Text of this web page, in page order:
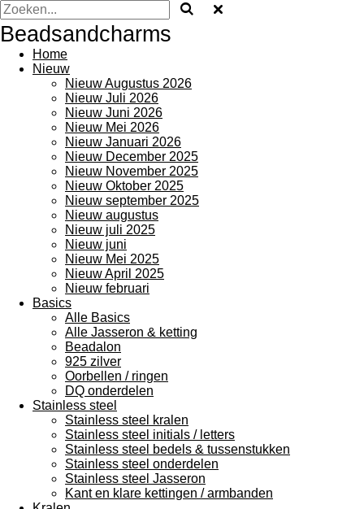
Beadsandcharms
Home
Nieuw
Nieuw Augustus 2026
Nieuw Juli 2026
Nieuw Juni 2026
Nieuw Mei 2026
Nieuw Januari 2026
Nieuw December 2025
Nieuw November 2025
Nieuw Oktober 2025
Nieuw september 2025
Nieuw augustus
Nieuw juli 2025
Nieuw juni
Nieuw Mei 2025
Nieuw April 2025
Nieuw februari
Basics
Alle Basics
Alle Jasseron & ketting
Beadalon
925 zilver
Oorbellen / ringen
DQ onderdelen
Stainless steel
Stainless steel kralen
Stainless steel initials / letters
Stainless steel bedels & tussenstukken
Stainless steel onderdelen
Stainless steel Jasseron
Kant en klare kettingen / armbanden